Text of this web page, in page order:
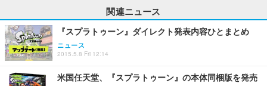
関連ニュース
『スプラトゥーン』ダイレクト発表内容ひとまとめ
ニュース
2015.5.8 Fri 12:14
米国任天堂、『スプラトゥーン』の本体同梱版を発売